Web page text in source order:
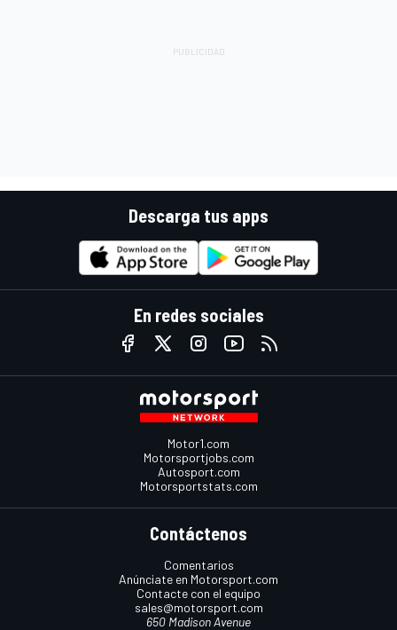
Descarga tus apps
En redes sociales
Motor1.com
Motorsportjobs.com
Autosport.com
Motorsportstats.com
Contáctenos
Comentarios
Anúnciate en Motorsport.com
Contacte con el equipo
sales@motorsport.com
650 Madison Avenue